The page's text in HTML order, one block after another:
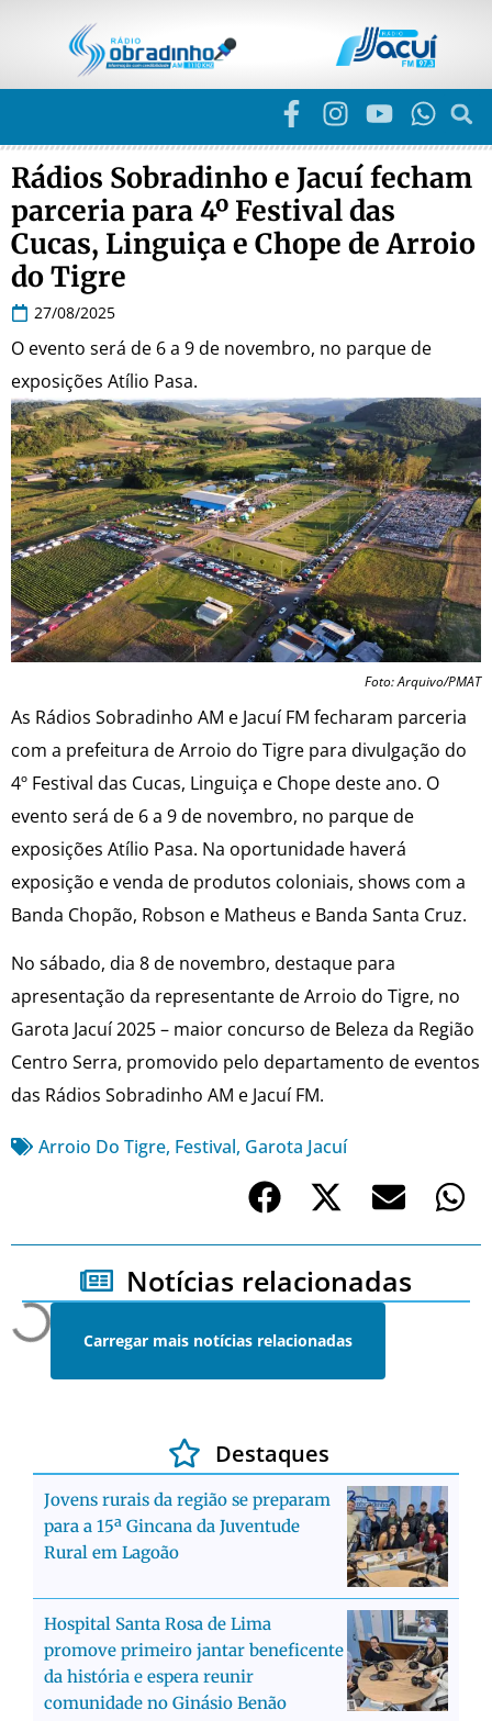
Rádios Sobradinho e Jacuí fecham
parceria para 4º Festival das
Cucas, Linguiça e Chope de Arroio
do Tigre
27/08/2025
O evento será de 6 a 9 de novembro, no parque de
exposições Atílio Pasa.
Foto: Arquivo/PMAT
As Rádios Sobradinho AM e Jacuí FM fecharam parceria
com a prefeitura de Arroio do Tigre para divulgação do
4º Festival das Cucas, Linguiça e Chope deste ano. O
evento será de 6 a 9 de novembro, no parque de
exposições Atílio Pasa. Na oportunidade haverá
exposição e venda de produtos coloniais, shows com a
Banda Chopão, Robson e Matheus e Banda Santa Cruz.
No sábado, dia 8 de novembro, destaque para
apresentação da representante de Arroio do Tigre, no
Garota Jacuí 2025 – maior concurso de Beleza da Região
Centro Serra, promovido pelo departamento de eventos
das Rádios Sobradinho AM e Jacuí FM.
Arroio Do Tigre, Festival, Garota Jacuí
Notícias relacionadas
Carregar mais notícias relacionadas
Destaques
Jovens rurais da região se preparam
para a 15ª Gincana da Juventude
Rural em Lagoão
Hospital Santa Rosa de Lima
promove primeiro jantar beneficente
da história e espera reunir
comunidade no Ginásio Benão